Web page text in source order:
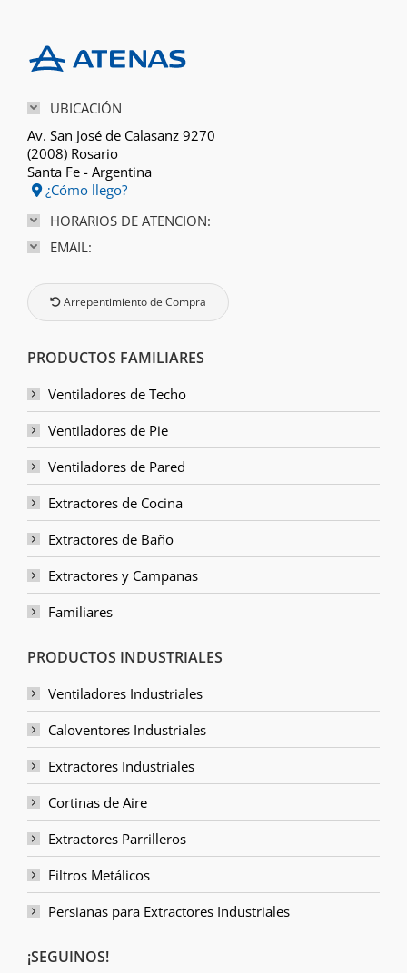
UBICACIÓN
Av. San José de Calasanz 9270
(2008) Rosario
Santa Fe - Argentina
¿Cómo llego?
HORARIOS DE ATENCION:
EMAIL:
Arrepentimiento de Compra
PRODUCTOS FAMILIARES
Ventiladores de Techo
Ventiladores de Pie
Ventiladores de Pared
Extractores de Cocina
Extractores de Baño
Extractores y Campanas
Familiares
PRODUCTOS INDUSTRIALES
Ventiladores Industriales
Caloventores Industriales
Extractores Industriales
Cortinas de Aire
Extractores Parrilleros
Filtros Metálicos
Persianas para Extractores Industriales
¡SEGUINOS!